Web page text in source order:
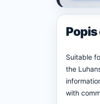
Suitable
the
with